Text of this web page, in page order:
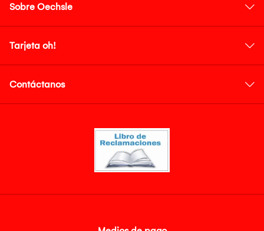
Sobre Oechsle
Tarjeta oh!
Contáctanos